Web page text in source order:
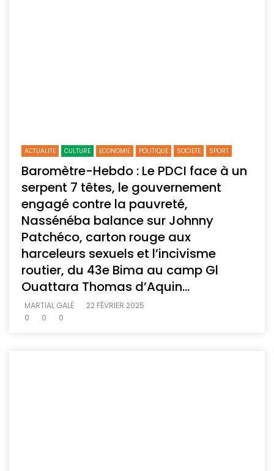
ACTUALITE CULTURE ECONOMIE POLITIQUE SOCIETE SPORT
Baromètre-Hebdo : Le PDCI face à un
serpent 7 têtes, le gouvernement
engagé contre la pauvreté,
Nassénéba balance sur Johnny
Patchéco, carton rouge aux
harceleurs sexuels et l’incivisme
routier, du 43e Bima au camp Gl
Ouattara Thomas d’Aquin…
MARTIAL GALÉ
22 FÉVRIER 2025
0
0 0